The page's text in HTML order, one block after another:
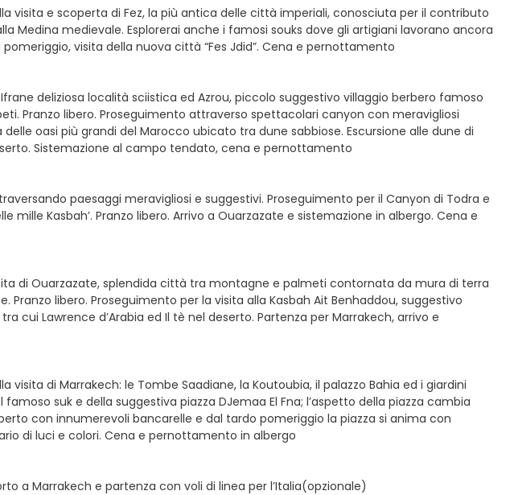
visita e scoperta di Fez, la più antica delle città imperiali, conosciuta per il contributo
Medina medievale. Esplorerai anche i famosi souks dove gli artigiani lavorano ancora
visita della nuova città “Fes Jdid”. Cena e pernottamento
deliziosa località sciistica ed Azrou, piccolo suggestivo villaggio berbero famoso
Pranzo libero. Proseguimento attraverso spettacolari canyon con meravigliosi
oasi più grandi del Marocco ubicato tra dune sabbiose. Escursione alle dune di
Sistemazione al campo tendato, cena e pernottamento
paesaggi meravigliosi e suggestivi. Proseguimento per il Canyon di Todra e
mille Kasbah’. Pranzo libero. Arrivo a Ouarzazate e sistemazione in albergo. Cena e
di Ouarzazate, splendida città tra montagne e palmeti contornata da mura di terra
Pranzo libero. Proseguimento per la visita alla Kasbah Ait Benhaddou, suggestivo
cui Lawrence d’Arabia ed Il tè nel deserto. Partenza per Marrakech, arrivo e
di Marrakech: le Tombe Saadiane, la Koutoubia, il palazzo Bahia ed i giardini
suk e della suggestiva piazza DJemaa El Fna; l’aspetto della piazza cambia
con innumerevoli bancarelle e dal tardo pomeriggio la piazza si anima con
di luci e colori. Cena e pernottamento in albergo
a Marrakech e partenza con voli di linea per l’Italia(opzionale)